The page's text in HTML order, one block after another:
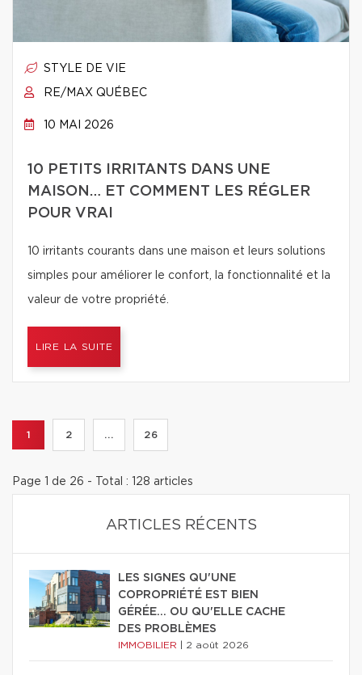
STYLE DE VIE
RE/MAX QUÉBEC
10 MAI 2026
10 PETITS IRRITANTS DANS UNE
MAISON… ET COMMENT LES RÉGLER
POUR VRAI
10 irritants courants dans une maison et leurs solutions
simples pour améliorer le confort, la fonctionnalité et la
valeur de votre propriété.
LIRE LA SUITE
1 2 ... 26
Page 1 de 26 - Total : 128 articles
ARTICLES RÉCENTS
LES SIGNES QU'UNE
COPROPRIÉTÉ EST BIEN
GÉRÉE… OU QU'ELLE CACHE
DES PROBLÈMES
IMMOBILIER 2 août 2026